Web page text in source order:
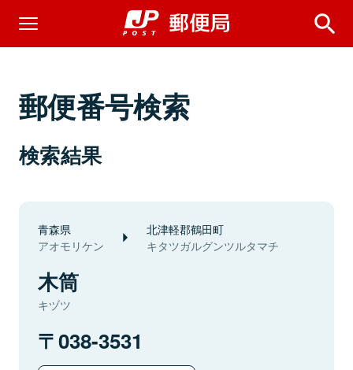
郵便番号検索
検索結果
青森県
アオモリケン
北津軽郡鶴田町
キタツガルグンツルタマチ
木筒
キヅツ
038-3531